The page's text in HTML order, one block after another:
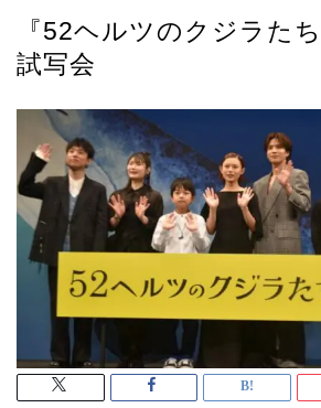
『52ヘルツのクジラた
試写会